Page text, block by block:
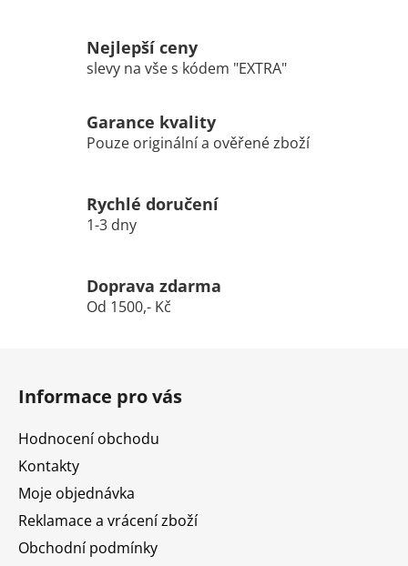
Nejlepší ceny
slevy na vše s kódem "EXTRA"
Garance kvality
Pouze originální a ověřené zboží
Rychlé doručení
1-3 dny
Doprava zdarma
Od 1500,- Kč
Informace pro vás
Hodnocení obchodu
Kontakty
Moje objednávka
Reklamace a vrácení zboží
Obchodní podmínky